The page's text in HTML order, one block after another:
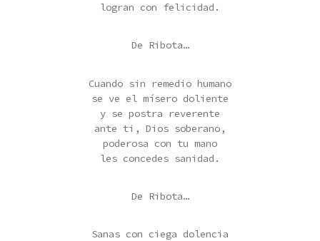
logran con felicidad.
De Ribota…
Cuando sin remedio humano
se ve el mísero doliente
y se postra reverente
ante ti, Dios soberano,
poderosa con tu mano
les concedes sanidad.
De Ribota…
Sanas con ciega dolencia